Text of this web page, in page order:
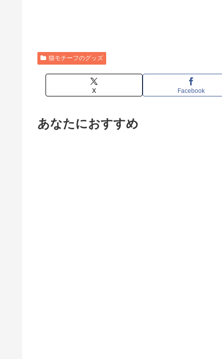
猫モチーフのグッズ
X Facebook
あなたにおすすめ